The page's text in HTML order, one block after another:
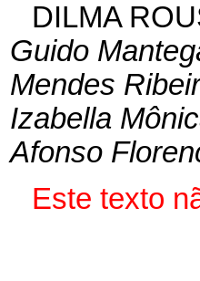
DILMA
Guido
Mendes
Izabella
Afonso
Este texto